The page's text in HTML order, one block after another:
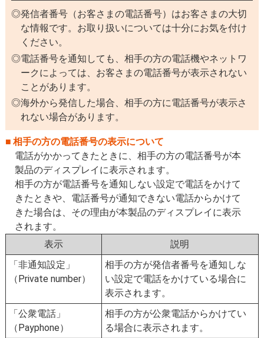
発信者番号（お客さまの電話番号）はお客さまの大切
な情報です。お取り扱いについては十分にお気を付け
ください。
電話番号を通知しても、相手の方の電話機やネットワ
ークによっては、お客さまの電話番号が表示されない
ことがあります。
海外から発信した場合、相手の方に電話番号が表示さ
れない場合があります。
相手の方の電話番号の表示について
電話がかかってきたときに、相手の方の電話番号が本
製品のディスプレイに表示されます。
相手の方が電話番号を通知しない設定で電話をかけて
きたときや、電話番号が通知できない電話からかけて
きた場合は、その理由が本製品のディスプレイに表示
されます。
表示
説明
「非通知設定」
（Private number）
相手の方が発信者番号を通知しな
い設定で電話をかけている場合に
表示されます。
「公衆電話」
（Payphone）
相手の方が公衆電話からかけてい
る場合に表示されます。